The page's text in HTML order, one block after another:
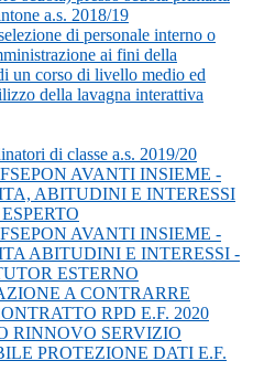
a.s. 2018/19
di personale interno o
ai fini della
un corso di livello medio ed
della lavagna interattiva
di classe a.s. 2019/20
AVANTI INSIEME -
ABITUDINI E INTERESSI
AVANTI INSIEME -
ABITUDINI E INTERESSI -
ESTERNO
A CONTRARRE
RPD E.F. 2020
RINNOVO SERVIZIO
PROTEZIONE DATI E.F.